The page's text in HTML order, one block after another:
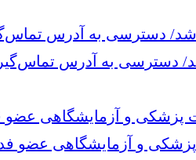
به آدرس
و آزمایشگاهی عضو